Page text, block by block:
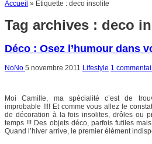
Accueil » Étiquette : deco insolite
Tag archives : deco
Déco : Osez l’humour dans
NoNo 5 novembre 2011 Lifestyle 1
Moi Camille, ma spécialité c’est de
improbable !!!! Et comme vous allez le
de décoration à la fois insolites, drôles ou
temps !!! Des objets déco, parfois futiles
Quand l’hiver arrive, le premier élément